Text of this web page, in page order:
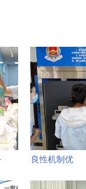
良性机制优